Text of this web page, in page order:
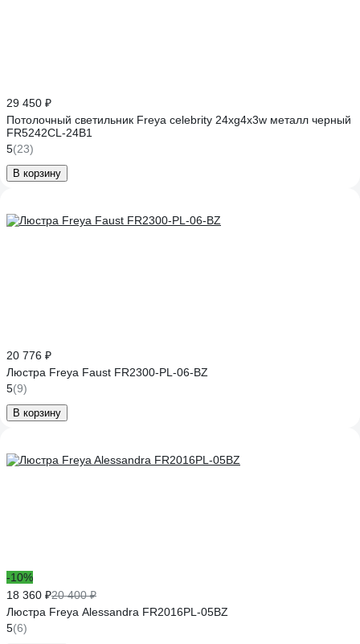
29 450 ₽
Потолочный светильник Freya celebrity 24хg4x3w металл черный
FR5242CL-24B1
5(23)
В корзину
20 776 ₽
Люстра Freya Faust FR2300-PL-06-BZ
5(9)
В корзину
-10%
18 360 ₽20 400 ₽
Люстра Freya Alessandra FR2016PL-05BZ
5(6)